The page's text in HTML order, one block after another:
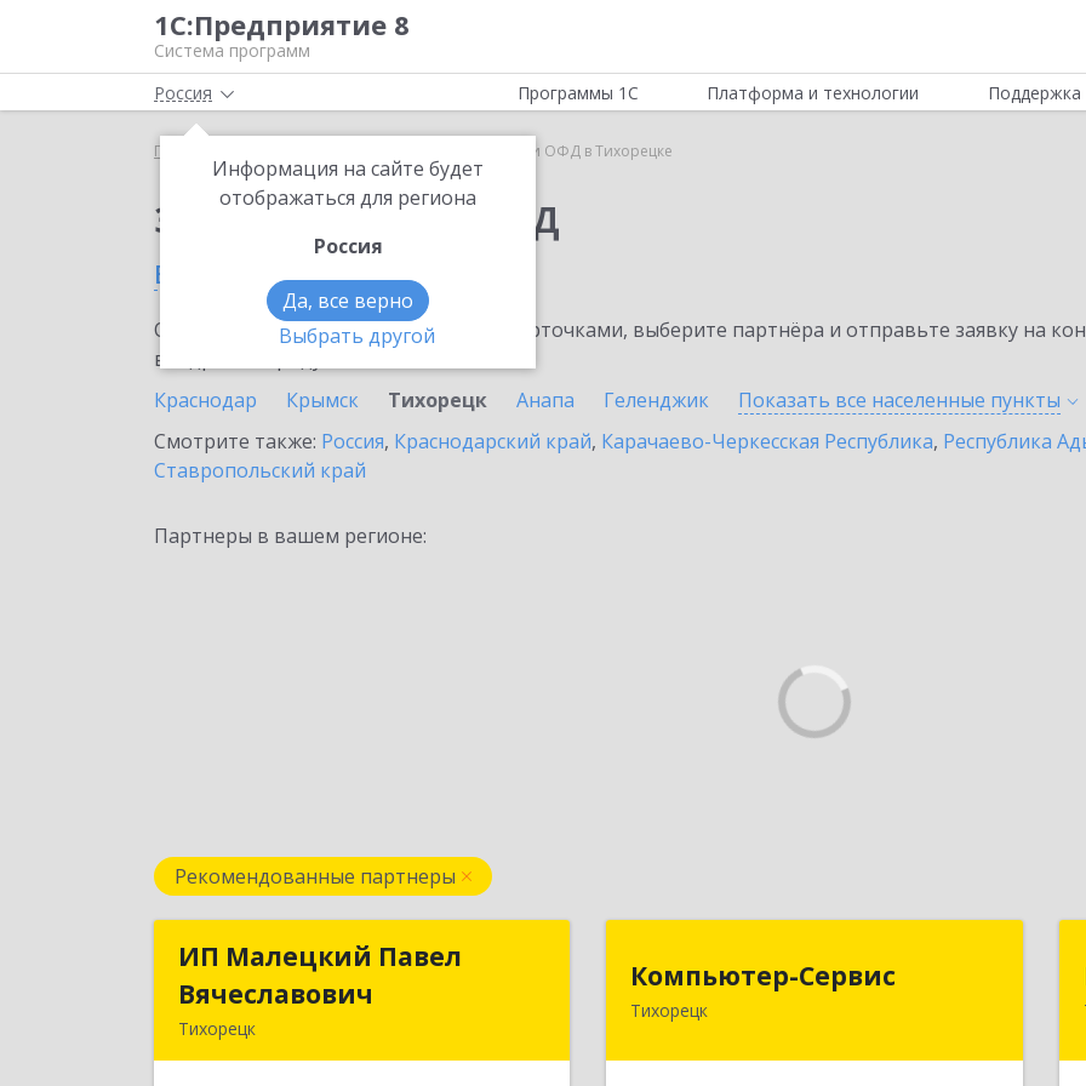
1С:Предприятие 8
Система программ
Россия
Информация на сайте будет
отображаться для региона
Россия
Да, все верно
Выбрать другой
Программы 1С Платформа и технологии Поддержка
Главная 1С-Чеки ОФД в Тихорецке
Заказать 1С-Чеки ОФД
в Тихорецке
Ознакомьтесь с информационными карточками, выберите партнёра и отправьте заявку на
внедрение продукта.
Краснодар
Крымск Тихорецк Анапа Геленджик Показать все населенные пункты
Смотрите также: Россия, Краснодарский край, Карачаево-Черкесская Республика, Республика
Ставропольский край
Партнеры в вашем регионе:
Рекомендованные партнеры
ИП Малецкий Павел
Вячеславович
Тихорецк
ИП Малецкий Павел
Вячеславович
Компьютер-Сервис
Тихорецк